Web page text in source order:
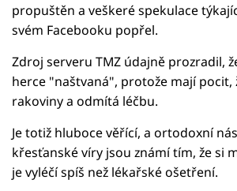
propuštěn a veškeré spekulace
svém Facebooku popřel.
Zdroj serveru TMZ údajně prozradil,
herce "naštvaná", protože mají pocit,
rakoviny a odmítá léčbu.
Je totiž hluboce věřící, a ortodoxní
křesťanské víry jsou známí tím, že si
je vyléčí spíš než lékařské ošetření.